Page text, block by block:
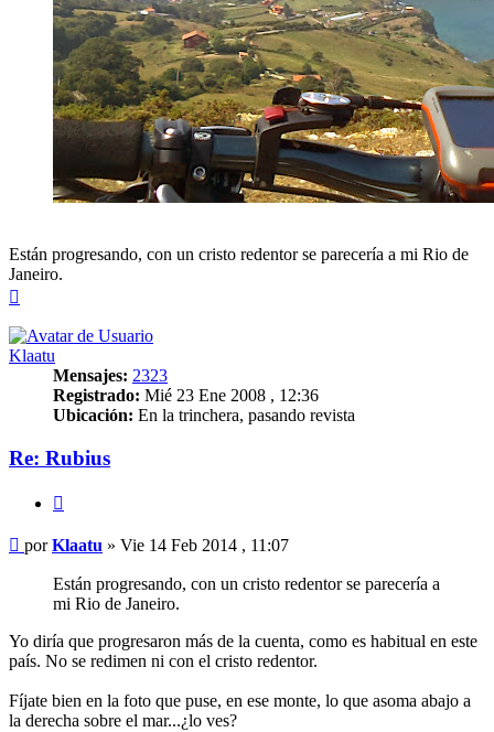
Están progresando, con un cristo redentor se parecería a mi Rio de
Janeiro.
Klaatu
Mensajes: 2323
Registrado: Mié 23 Ene 2008 , 12:36
Ubicación: En la trinchera, pasando revista
Re: Rubius
Mensaje
porKlaatu » Vie 14 Feb 2014 , 11:07
Están progresando, con un cristo redentor se parecería a
mi Rio de Janeiro.
Yo diría que progresaron más de la cuenta, como es habitual en este
país. No se redimen ni con el cristo redentor.
Fíjate bien en la foto que puse, en ese monte, lo que asoma abajo a
la derecha sobre el mar...¿lo ves?